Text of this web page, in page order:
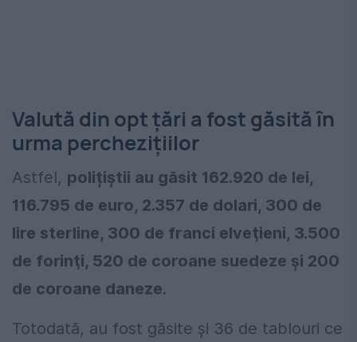
Valută din opt țări a fost găsită în
urma perchezițiilor
Astfel, polițiștii au găsit 162.920 de lei,
116.795 de euro, 2.357 de dolari, 300 de
lire sterline, 300 de franci elveţieni, 3.500
de forinţi, 520 de coroane suedeze și 200
de coroane daneze.
Totodată, au fost găsite și 36 de tablouri ce